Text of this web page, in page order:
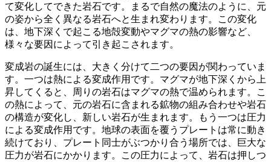
て変化してできた岩石です。
まるで自然の魔法のように、元
の姿から全く異なる岩石へと生まれ変わります。この変化
は、地下深くで起こる地殻変動やマグマの熱の影響など、
様々な要因によって引き起こされます。
変成岩の誕生には、大きく分けて二つの要因が関わっていま
す。 一つは熱による変成作用です。マグマが地下深くから上
昇してくると、周りの岩石はマグマの熱で温められます。こ
の熱によって、元の岩石に含まれる鉱物の組み合わせや岩石
の構造が変化し、新しい岩石が生まれます。もう一つは圧力
による変成作用です。地球の表面を覆うプレートは常に動き
続けており、プレート同士がぶつかり合う場所では、巨大な
圧力が岩石にかかります。この圧力によって、岩石は押しつ